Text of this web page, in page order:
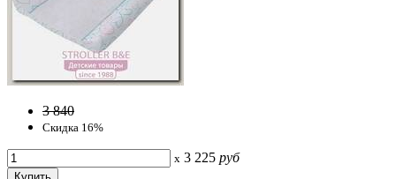
3 840
Скидка 16%
x 3 225 руб